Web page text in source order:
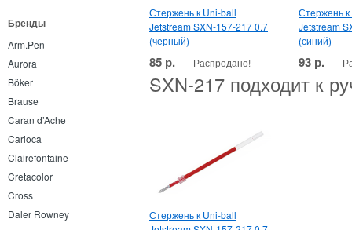
Бренды
Arm.Pen
Aurora
Böker
Brause
Caran d’Ache
Carioca
Clairefontaine
Cretacolor
Cross
Daler Rowney
Стержень к Uni-ball
Jetstream SXN-157-217 0.7
(черный)
85 р. Распродано!
Стержень
Jetstream
(синий)
93 р.
SXN-217 подходит к
Стержень к Uni-ball